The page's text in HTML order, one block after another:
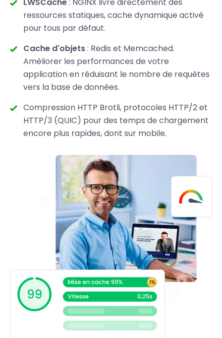
LWSCache: NGINX livre directement des
ressources statiques, cache dynamique activé
pour tous par défaut.
Cache d'objets: Redis et Memcached.
Améliorer les performances de votre
application en réduisant le nombre de requêtes
vers la base de données.
Compression HTTP Brotli, protocoles HTTP/2 et
HTTP/3 (QUIC) pour des temps de chargement
encore plus rapides, dont sur mobile.